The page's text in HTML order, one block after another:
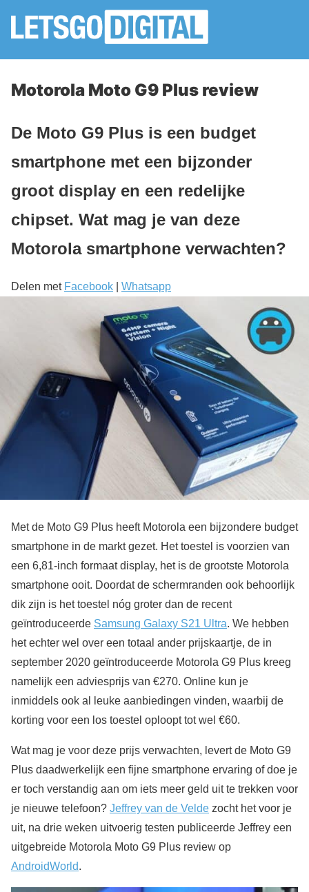
Motorola Moto G9 Plus review
De Moto G9 Plus is een budget
smartphone met een bijzonder
groot display en een redelijke
chipset. Wat mag je van deze
Motorola smartphone verwachten?
Delen met Facebook Whatsapp
Met de Moto G9 Plus heeft Motorola een bijzondere budget
smartphone in de markt gezet. Het toestel is voorzien van
een 6,81-inch formaat display, het is de grootste Motorola
smartphone ooit. Doordat de schermranden ook behoorlijk
dik zijn is het toestel nóg groter dan de recent
geïntroduceerde Samsung Galaxy S21 Ultra. We hebben
het echter wel over een totaal ander prijskaartje, de in
september 2020 geïntroduceerde Motorola G9 Plus kreeg
namelijk een adviesprijs van €270. Online kun je
inmiddels ook al leuke aanbiedingen vinden, waarbij de
korting voor een los toestel oploopt tot wel €60.
Wat mag je voor deze prijs verwachten, levert de Moto G9
Plus daadwerkelijk een fijne smartphone ervaring of doe je
er toch verstandig aan om iets meer geld uit te trekken voor
je nieuwe telefoon? Jeffrey van de Velde zocht het voor je
uit, na drie weken uitvoerig testen publiceerde Jeffrey een
uitgebreide Motorola Moto G9 Plus review op
AndroidWorld.